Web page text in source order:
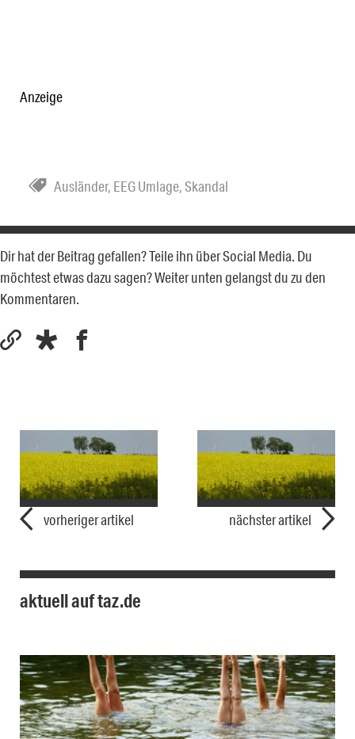
Anzeige
Ausländer, EEG Umlage,Skandal
Dir hat der Beitrag gefallen? Teile ihn über Social Media. Du
möchtest etwas dazu sagen? Weiter unten gelangst du zu den
Kommentaren.
vorheriger artikel nächster artikel
aktuell auf taz.de